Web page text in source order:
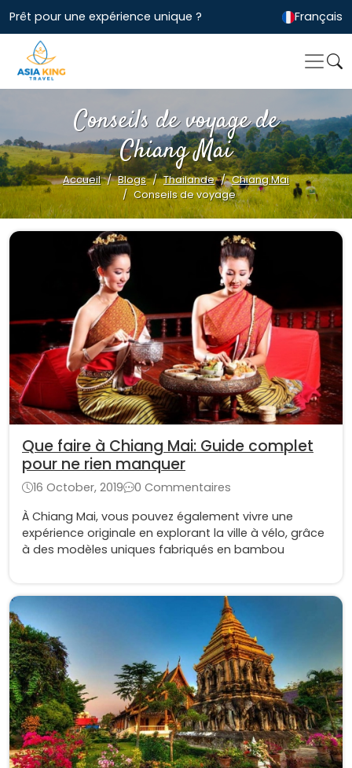
Prêt pour une expérience unique ? Français
Conseils de voyage de
Chiang Mai
Accueil Blogs Thailande
Chiang Mai
Conseils de voyage
Que faire à Chiang Mai: Guide complet
pour ne rien manquer
16 October, 2019
0 Commentaires
À Chiang Mai, vous pouvez également vivre une
expérience originale en explorant la ville à vélo, grâce
à des modèles uniques fabriqués en bambou